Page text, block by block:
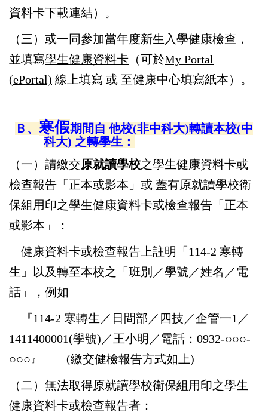
資料卡下載連結）。
（三）或一同參加當年度新生入學健康檢查，
並填寫學生健康資料卡 （可於My Portal
(ePortal) 線上填寫 或 至健康中心填寫紙本）。
Ｂ、 寒假期間自 他校(非中科大)轉讀本校(中
科大) 之轉學生：
（一）請繳交原就讀學校之學生健康資料卡或
檢查報告「正本或影本」或 蓋有原就讀學校衛
保組用印之學生健康資料卡或檢查報告「正本
或影本」：
健康資料卡或檢查報告上註明「114-2 寒轉
生」以及轉至本校之「班別／學號／姓名／電
話」，例如
『114-2 寒轉生／日間部／四技／企管一1／
1411400001(學號)／王小明／電話：0932-○○○-
○○○』
(繳交健檢報告方式如上)
（二）無法取得原就讀學校衛保組用印之學生
健康資料卡或檢查報告者 ：